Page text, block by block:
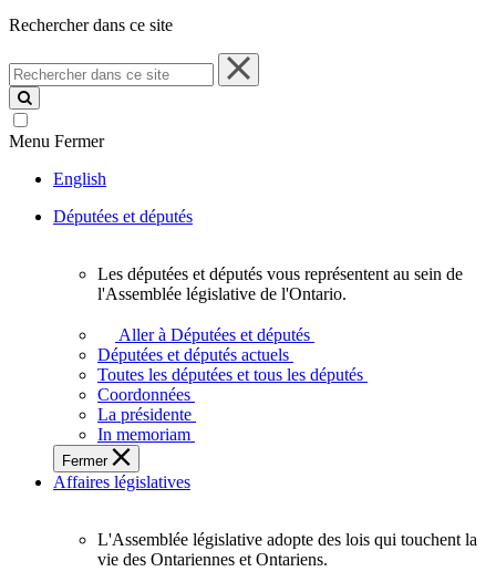
Rechercher dans ce site
Rechercher
dans
ce
site
Menu Fermer
English
Députées et députés
députés
vous
représentent
sein
de
l'Assemblée
législative
l'Ontario.
Les députées et députés vous représentent au sein de
l'Assemblée législative de l'Ontario.
Aller à Députées et députés
Députées et députés actuels
Toutes les députées et tous les députés
Coordonnées
La présidente
In memoriam
Fermer
Affaires législatives
L'Assemblée
L'Assemblée législative adopte des lois qui touchent la
vie des Ontariennes et Ontariens.